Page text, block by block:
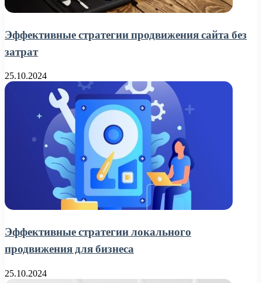
Эффективные стратегии продвижения сайта без
затрат
25.10.2024
Эффективные стратегии локального
продвижения для бизнеса
25.10.2024